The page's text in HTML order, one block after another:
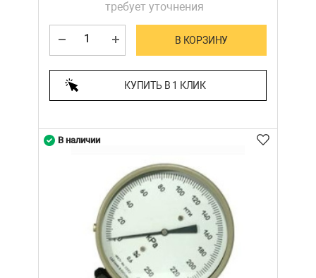
требует уточнения
В КОРЗИНУ
КУПИТЬ В 1 КЛИК
В наличии